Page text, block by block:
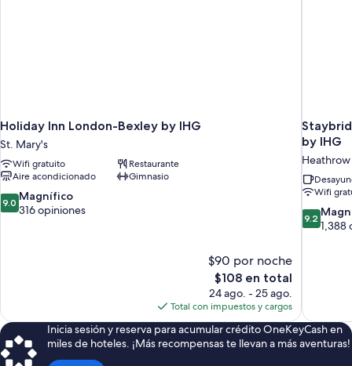
Holiday Inn London-Bexley by IHG
St. Mary's
Wifi gratuito
Restaurante
Aire acondicionado
Gimnasio
9.0
de
9.0 Magnífico
316 opiniones
$90 por noche
El
precio
actual
es
de
$108
$108 en total
24 ago. - 25 ago.
Total con impuestos y cargos
by IHG
Heathrow
Wifi
9.2
de
9.2
1,388
Inicia sesión y reserva para acumular crédito OneKeyCash en
miles de hoteles. ¡Más recompensas te llevan a más aventuras!